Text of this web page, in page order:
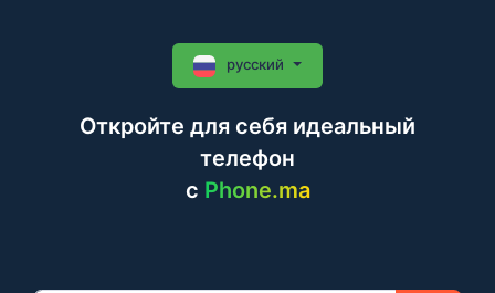
Откройте для себя идеальный
телефон
c Phone.ma
русский